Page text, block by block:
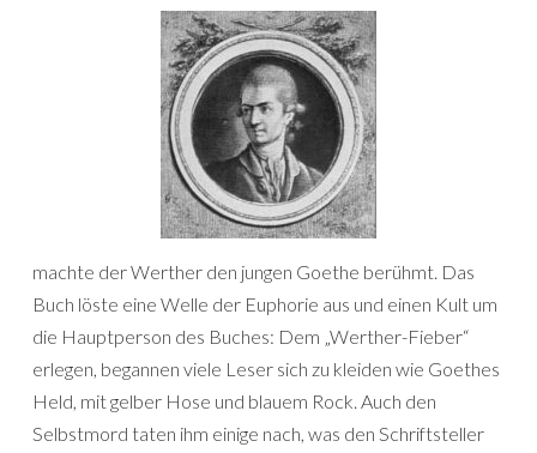
machte der Werther den jungen Goethe berühmt. Das
Buch löste eine Welle der Euphorie aus und einen Kult um
die Hauptperson des Buches: Dem „Werther-Fieber“
erlegen, begannen viele Leser sich zu kleiden wie Goethes
Held, mit gelber Hose und blauem Rock. Auch den
Selbstmord taten ihm einige nach, was den Schriftsteller